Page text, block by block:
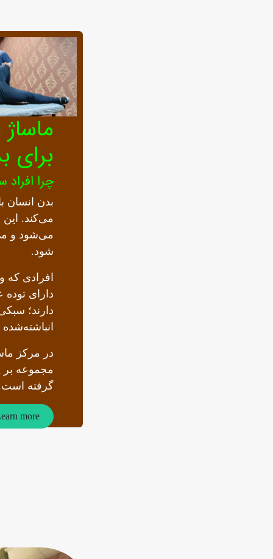
برای
چرا
بدن انسان
می‌کند. این
می‌شود و
شود.
افرادی که
دارای توده
دارند؛
در مرکز
مجموعه بر
گرفته
more